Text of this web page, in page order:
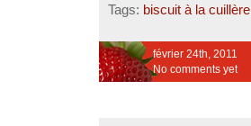
Tags: biscuit à la cuillère
février 24th, 2011
No comments yet